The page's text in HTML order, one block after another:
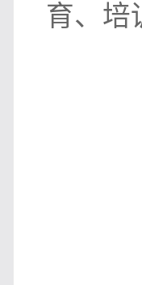
育、培